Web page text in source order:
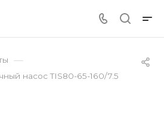
—
насос TIS80-65-160/7.5